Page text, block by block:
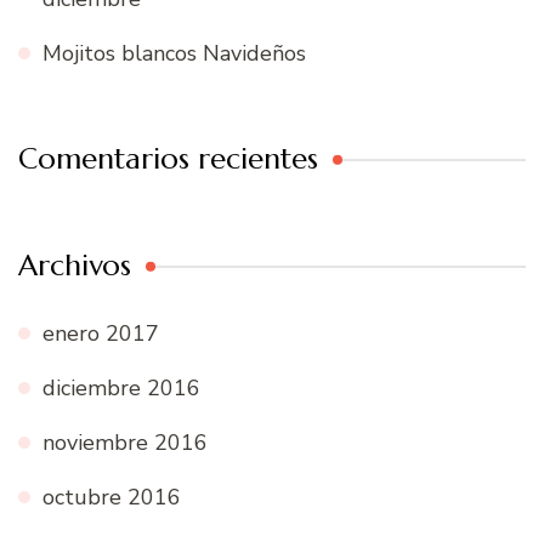
Mojitos blancos Navideños
Comentarios recientes
Archivos
enero 2017
diciembre 2016
noviembre 2016
octubre 2016